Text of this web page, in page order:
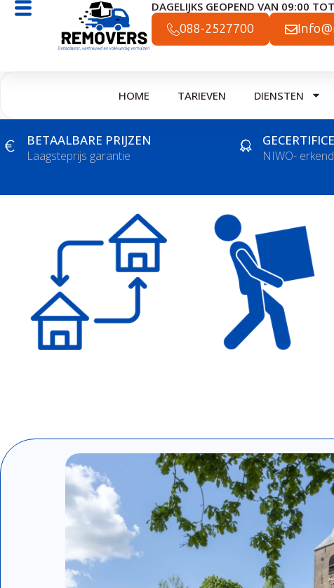
DAGELIJKS GEOPEND VAN 09:00
088-2527700
HOME TARIEVEN DIENSTEN
BETAALBARE PRIJZEN
Laagsteprijs garantie NIWO- erkend